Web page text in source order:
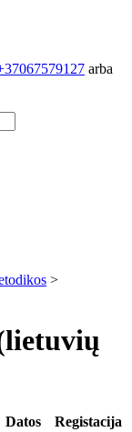
arba
>
Datos Registacija